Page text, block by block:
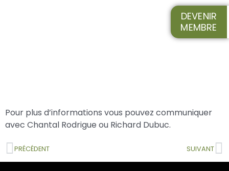
DEVENIR
MEMBRE
Pour plus d’informations vous pouvez communiquer
avec Chantal Rodrigue ou Richard Dubuc.
PRÉCÉDENT SUIVANT